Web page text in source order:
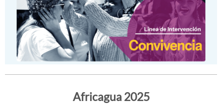
Africagua 2025